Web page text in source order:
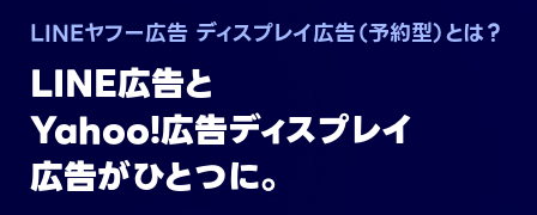
LINEヤフー広告 ディスプレイ広告（予約型）とは？
LINE広告と
Yahoo!広告ディスプレイ
広告がひとつに。